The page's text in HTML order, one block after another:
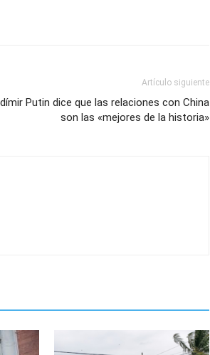
Artículo siguiente
Putin dice que las relaciones con China
son las «mejores de la historia»